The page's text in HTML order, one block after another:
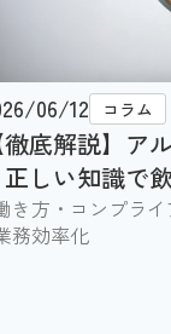
06/12 コラム
徹底解説】ア
正しい知識で
き方・コンプラ
務効率化